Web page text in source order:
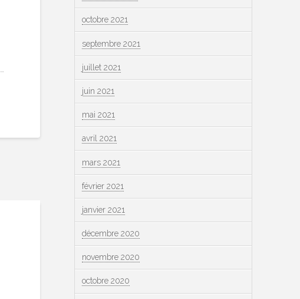
octobre 2021
septembre 2021
juillet 2021
juin 2021
mai 2021
avril 2021
mars 2021
février 2021
janvier 2021
décembre 2020
novembre 2020
octobre 2020